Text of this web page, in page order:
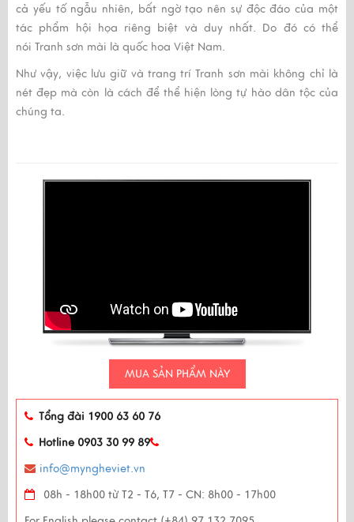
cả yếu tố ngẫu nhiên, bất ngờ tạo nên sự độc đáo của một
tác phẩm hội họa riêng biệt và duy nhất. Do đó có thể
nói Tranh sơn mài là quốc hoa Việt Nam.
Như vậy, việc lưu giữ và trang tríTranh sơn mài không chỉ là
nét đẹp mà còn là cách để thể hiện lòng tự hào dân tộc của
chúng ta.
MUA SẢN PHẨM NÀY
Tổng đài 1900 63 60 76
Hotline 0903 30 99 89
info@myngheviet.vn
08h - 18h00 từ T2 - T6, T7 - CN: 8h00 - 17h00